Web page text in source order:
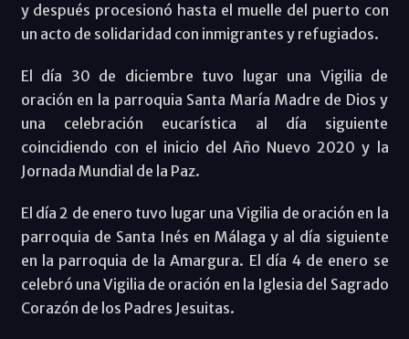
y después procesionó hasta el muelle del puerto con
un acto de solidaridad con inmigrantes y refugiados.
El día 30 de diciembre tuvo lugar una Vigilia de
oración en la parroquia Santa María Madre de Dios y
una celebración eucarística al día siguiente
coincidiendo con el inicio del Año Nuevo 2020 y la
Jornada Mundial de la Paz.
El día 2 de enero tuvo lugar una Vigilia de oración en la
parroquia de Santa Inés en Málaga y al día siguiente
en la parroquia de la Amargura. El día 4 de enero se
celebró una Vigilia de oración en la Iglesia del Sagrado
Corazón de los Padres Jesuitas.